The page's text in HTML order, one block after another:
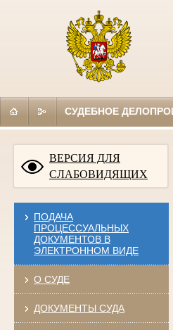
СУДЕБНОЕ
ВЕРСИЯ ДЛЯ
СЛАБОВИДЯЩИХ
ПОДАЧА
ПРОЦЕССУАЛЬНЫХ
ДОКУМЕНТОВ В
ЭЛЕКТРОННОМ ВИДЕ
О СУДЕ
ДОКУМЕНТЫ СУДА